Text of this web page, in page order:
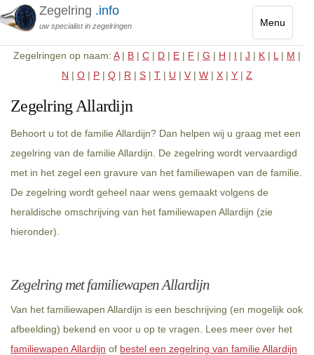
Menu
Toggle
Zegelring .info
uw specialist in zegelringen
Zegelringen op naam: A| B | C | D | E | F | G | H | I | J | K | L | M |
N | O | P | Q | R | S | T | U | V | W | X | Y | Z
Zegelring Allardijn
Behoort u tot de familie Allardijn? Dan helpen wij u graag met een
zegelring van de familie Allardijn. De zegelring wordt vervaardigd
met in het zegel een gravure van het familiewapen van de familie.
De zegelring wordt geheel naar wens gemaakt volgens de
heraldische omschrijving van het familiewapen Allardijn (zie
hieronder).
Zegelring met familiewapen Allardijn
Van het familiewapen Allardijn is een beschrijving (en mogelijk ook
afbeelding) bekend en voor u op te vragen. Lees meer over het
familiewapen Allardijn of bestel een zegelring van familie Allardijn